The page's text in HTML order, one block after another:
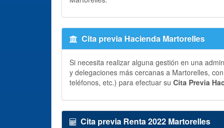
Cita previa Hacienda Martorelles
Si necesita realizar alguna gestión en una
y delegaciones más cercanas a Martorelles,
teléfonos, etc.) para efectuar su Cita Previa
Cita previa Renta 2022 Martorelles